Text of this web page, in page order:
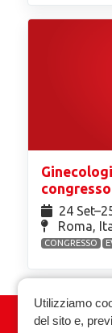
24
Roma,
CONGRESSO
Utilizziamo
del sito e,